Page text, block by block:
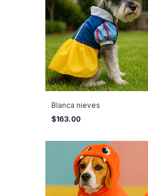
Blanca nieves
$163.00